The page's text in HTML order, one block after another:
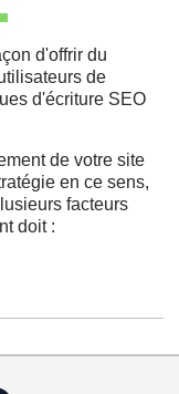
d'offrir du
de
d'écriture SEO
de votre site
en ce sens,
facteurs
doit :